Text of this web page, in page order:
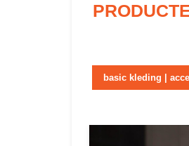
basic kleding |